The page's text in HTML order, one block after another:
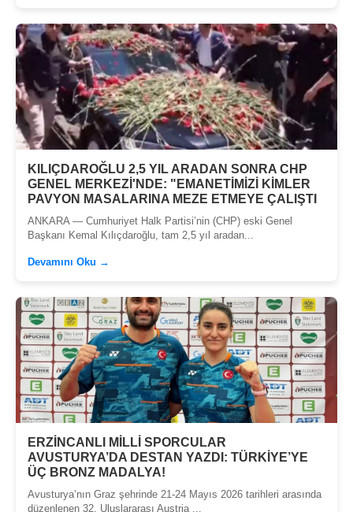
KILIÇDAROĞLU 2,5 YIL ARADAN SONRA CHP
GENEL MERKEZİ'NDE: "EMANETİMİZİ KİMLER
PAVYON MASALARINA MEZE ETMEYE ÇALIŞTI
ANKARA — Cumhuriyet Halk Partisi’nin (CHP) eski Genel
Başkanı Kemal Kılıçdaroğlu, tam 2,5 yıl aradan...
Devamını Oku →
ERZİNCANLI MİLLİ SPORCULAR
AVUSTURYA’DA DESTAN YAZDI: TÜRKİYE’YE
ÜÇ BRONZ MADALYA!
Avusturya’nın Graz şehrinde 21-24 Mayıs 2026 tarihleri arasında
düzenlenen 32. Uluslararası Austria ...